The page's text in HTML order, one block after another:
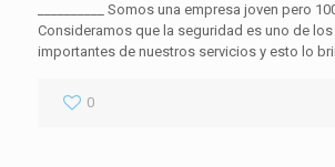
__________ Somos una empresa joven pero
Consideramos que la seguridad es uno de
importantes de nuestros servicios y esto lo
0